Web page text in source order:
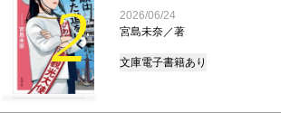
2
2026/06/24
宮島未奈／著
文庫電子書籍あり